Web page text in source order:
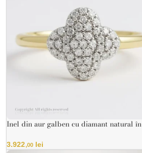
Inel din aur galben cu diamant natural în
3.922,00lei